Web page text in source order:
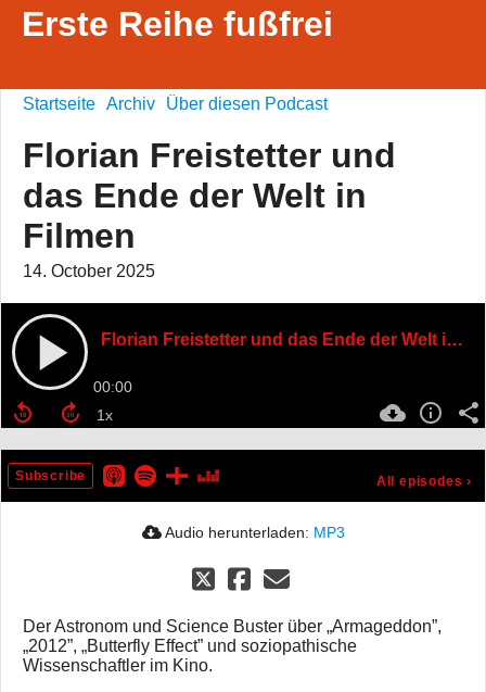
Erste Reihe fußfrei
Startseite Archiv Über diesen Podcast
Florian Freistetter und
das Ende der Welt in
Filmen
14. October 2025
Florian Freistetter und das Ende der Welt in Filmen
00:00
Subscribe All episodes ›
Audio herunterladen: MP3
Der Astronom und Science Buster über „Armageddon”,
„2012”, „Butterfly Effect” und soziopathische
Wissenschaftler im Kino.